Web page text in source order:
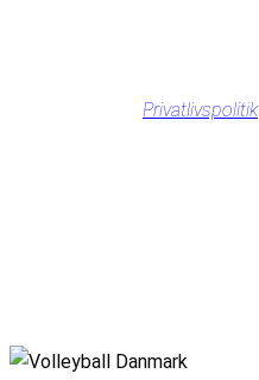
Privatlivspolitik